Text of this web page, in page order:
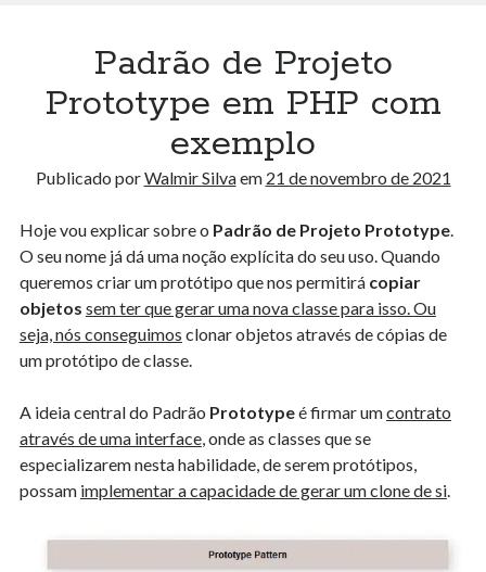
Entendendo o Algoritmo Hourglass Sum em Arrays 2D
Métricas Avançadas : Explorando a Média Winsorizada, Média de
Médias, Desvio Absoluto Mediano e Média Logarítmica
7 de novembro de 2023
Arquivos
Padrão de Projeto
Prototype em PHP com
exemplo
Publicado porWalmir Silvaem 21 de novembro de 2021
Hoje vou explicar sobre o Padrão de Projeto Prototype.
O seu nome já dá uma noção explícita do seu uso. Quando
queremos criar um protótipo que nos permitirá copiar
objetos sem ter que gerar uma nova classe para isso. Ou
seja, nós conseguimos clonar objetos através de cópias de
um protótipo de classe.
A ideia central do Padrão Prototypeé firmar umcontrato
através de uma interface, onde as classes que se
especializarem nesta habilidade, de serem protótipos,
possam implementar a capacidade de gerar um clone de si.